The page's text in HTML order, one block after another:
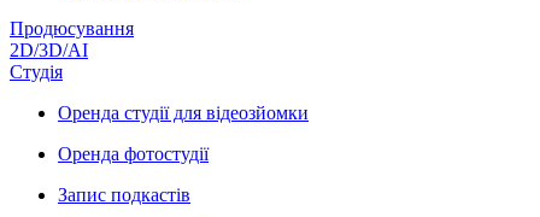
Продюсування
2D/3D/AI
Студія
Оренда студії для відеозйомки
Оренда фотостудії
Запис подкастів